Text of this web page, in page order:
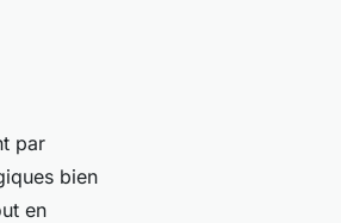
par
bien
en